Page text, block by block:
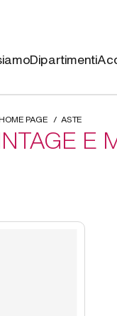
Dipartimenti
PAGE ASTE
E